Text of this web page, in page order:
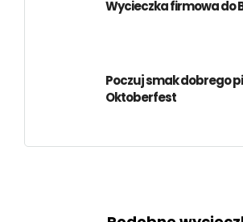
Wycieczka firmowa do
Poczuj smak dobrego
Oktoberfest